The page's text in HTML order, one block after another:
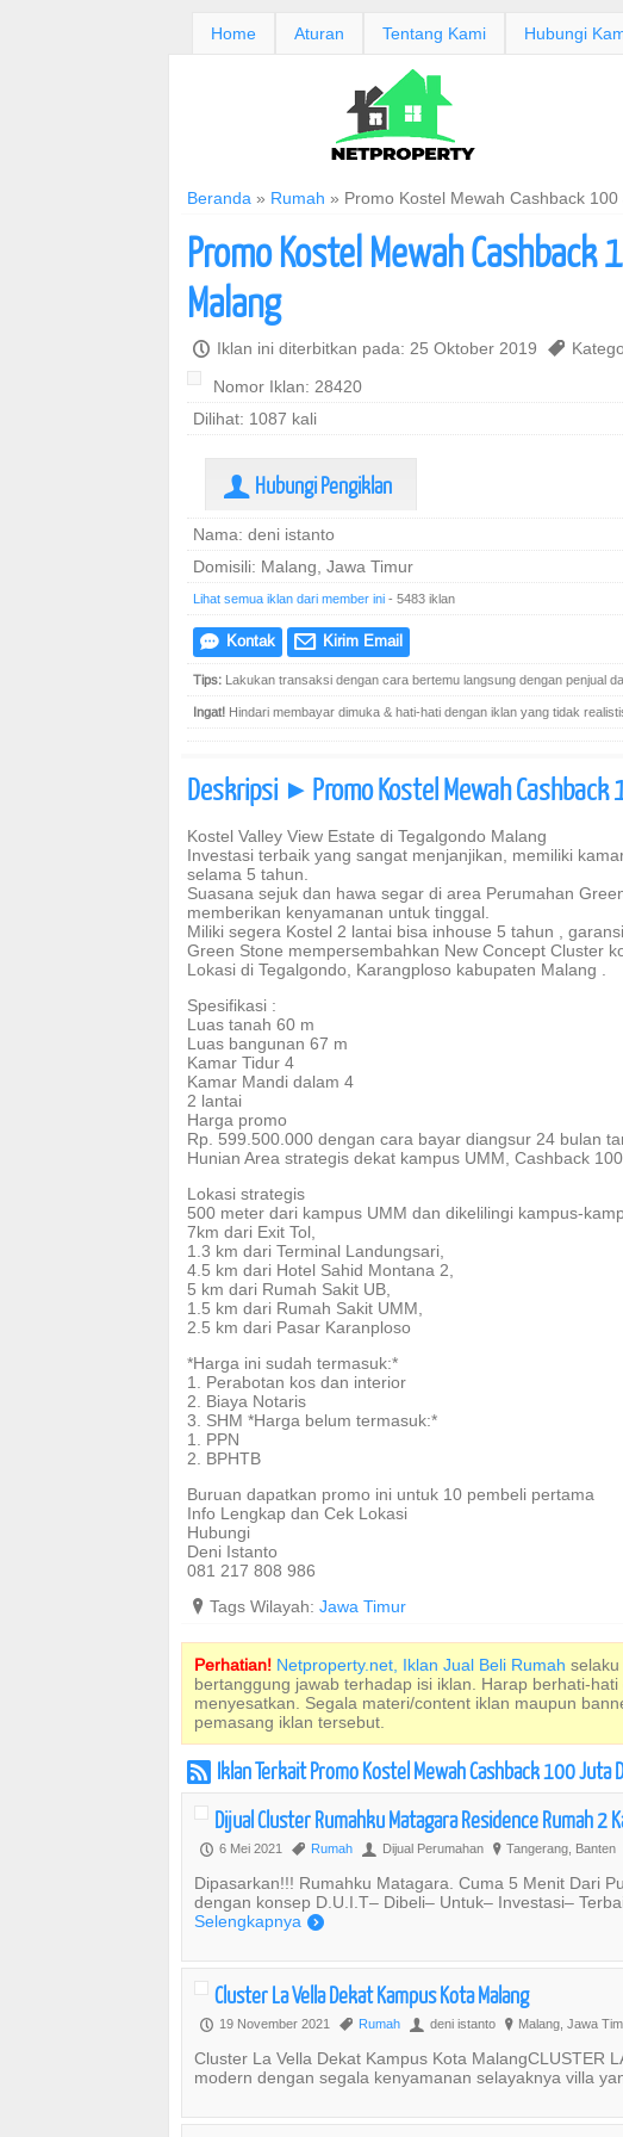
Home Aturan Tentang Kami Hubungi
Beranda » Rumah » Promo Kostel Mewah Cashback
Promo Kostel Mewah
Malang
P Iklan ini diterbitkan pada: 25 Oktober 2019 ,
Nomor Iklan: 28420
Dilihat: 1087 kali
U Hubungi Pengiklan
Nama: deni istanto
Domisili: Malang, Jawa Timur
Lihat semua iklan dari member ini - 5483 iklan
e Kontak @ Kirim Email
Tips: Lakukan transaksi dengan cara bertemu langsung dengan penjual
Ingat! Hindari membayar dimuka & hati-hati dengan iklan yang tidak
Deskripsi ] Promo Kostel Mewah
Kostel Valley View Estate di Tegalgondo Malang
Investasi terbaik yang sangat menjanjikan, memiliki
selama 5 tahun.
Suasana sejuk dan hawa segar di area Perumahan
memberikan kenyamanan untuk tinggal.
Miliki segera Kostel 2 lantai bisa inhouse 5 tahun ,
Green Stone mempersembahkan New Concept Cluster
Lokasi di Tegalgondo, Karangploso kabupaten Malang .
Spesifikasi :
Luas tanah 60 m
Luas bangunan 67 m
Kamar Tidur 4
Kamar Mandi dalam 4
2 lantai
Harga promo
Rp. 599.500.000 dengan cara bayar diangsur 24 bulan
Hunian Area strategis dekat kampus UMM, Cashback
Lokasi strategis
500 meter dari kampus UMM dan dikelilingi kampus-
7km dari Exit Tol,
1.3 km dari Terminal Landungsari,
4.5 km dari Hotel Sahid Montana 2,
5 km dari Rumah Sakit UB,
1.5 km dari Rumah Sakit UMM,
2.5 km dari Pasar Karanploso
*Harga ini sudah termasuk:*
1. Perabotan kos dan interior
2. Biaya Notaris
3. SHM *Harga belum termasuk:*
1. PPN
2. BPHTB
Buruan dapatkan promo ini untuk 10 pembeli pertama
Info Lengkap dan Cek Lokasi
Hubungi
Deni Istanto
081 217 808 986
? Tags Wilayah: Jawa Timur
Perhatian! Netproperty.net, Iklan Jual Beli Rumah
bertanggung jawab terhadap isi iklan. Harap berhati-
menyesatkan. Segala materi/content iklan maupun
pemasang iklan tersebut.
r Iklan Terkait Promo Kostel Mewah Cashback 100 Juta
Dijual Cluster Rumahku Matagara Residence Rumah 2
P 6 Mei 2021 , Rumah U Dijual Perumahan ? Tangerang, Banten
Dipasarkan!!! Rumahku Matagara. Cuma 5 Menit Dari
dengan konsep D.U.I.T– Dibeli– Untuk– Investasi–
Selengkapnya )
Cluster La Vella Dekat Kampus Kota Malang
P 19 November 2021 , Rumah U deni istanto ? Malang, Jawa
Cluster La Vella Dekat Kampus Kota MalangCLUSTER
modern dengan segala kenyamanan selayaknya villa